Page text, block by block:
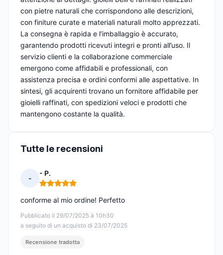
con pietre naturali che corrispondono alle descrizioni,
con finiture curate e materiali naturali molto apprezzati.
La consegna è rapida e l’imballaggio è accurato,
garantendo prodotti ricevuti integri e pronti all’uso. Il
servizio clienti e la collaborazione commerciale
emergono come affidabili e professionali, con
assistenza precisa e ordini conformi alle aspettative. In
sintesi, gli acquirenti trovano un fornitore affidabile per
gioielli raffinati, con spedizioni veloci e prodotti che
mantengono costante la qualità.
Tutte le recensioni
-
- P.
Nota: 5 su 5
Pubblicato il 29/07/2025 à 10h30
a seguito di un acquisto di 23/07/2025
conforme al mio ordine! Perfetto
Recensione tradotta